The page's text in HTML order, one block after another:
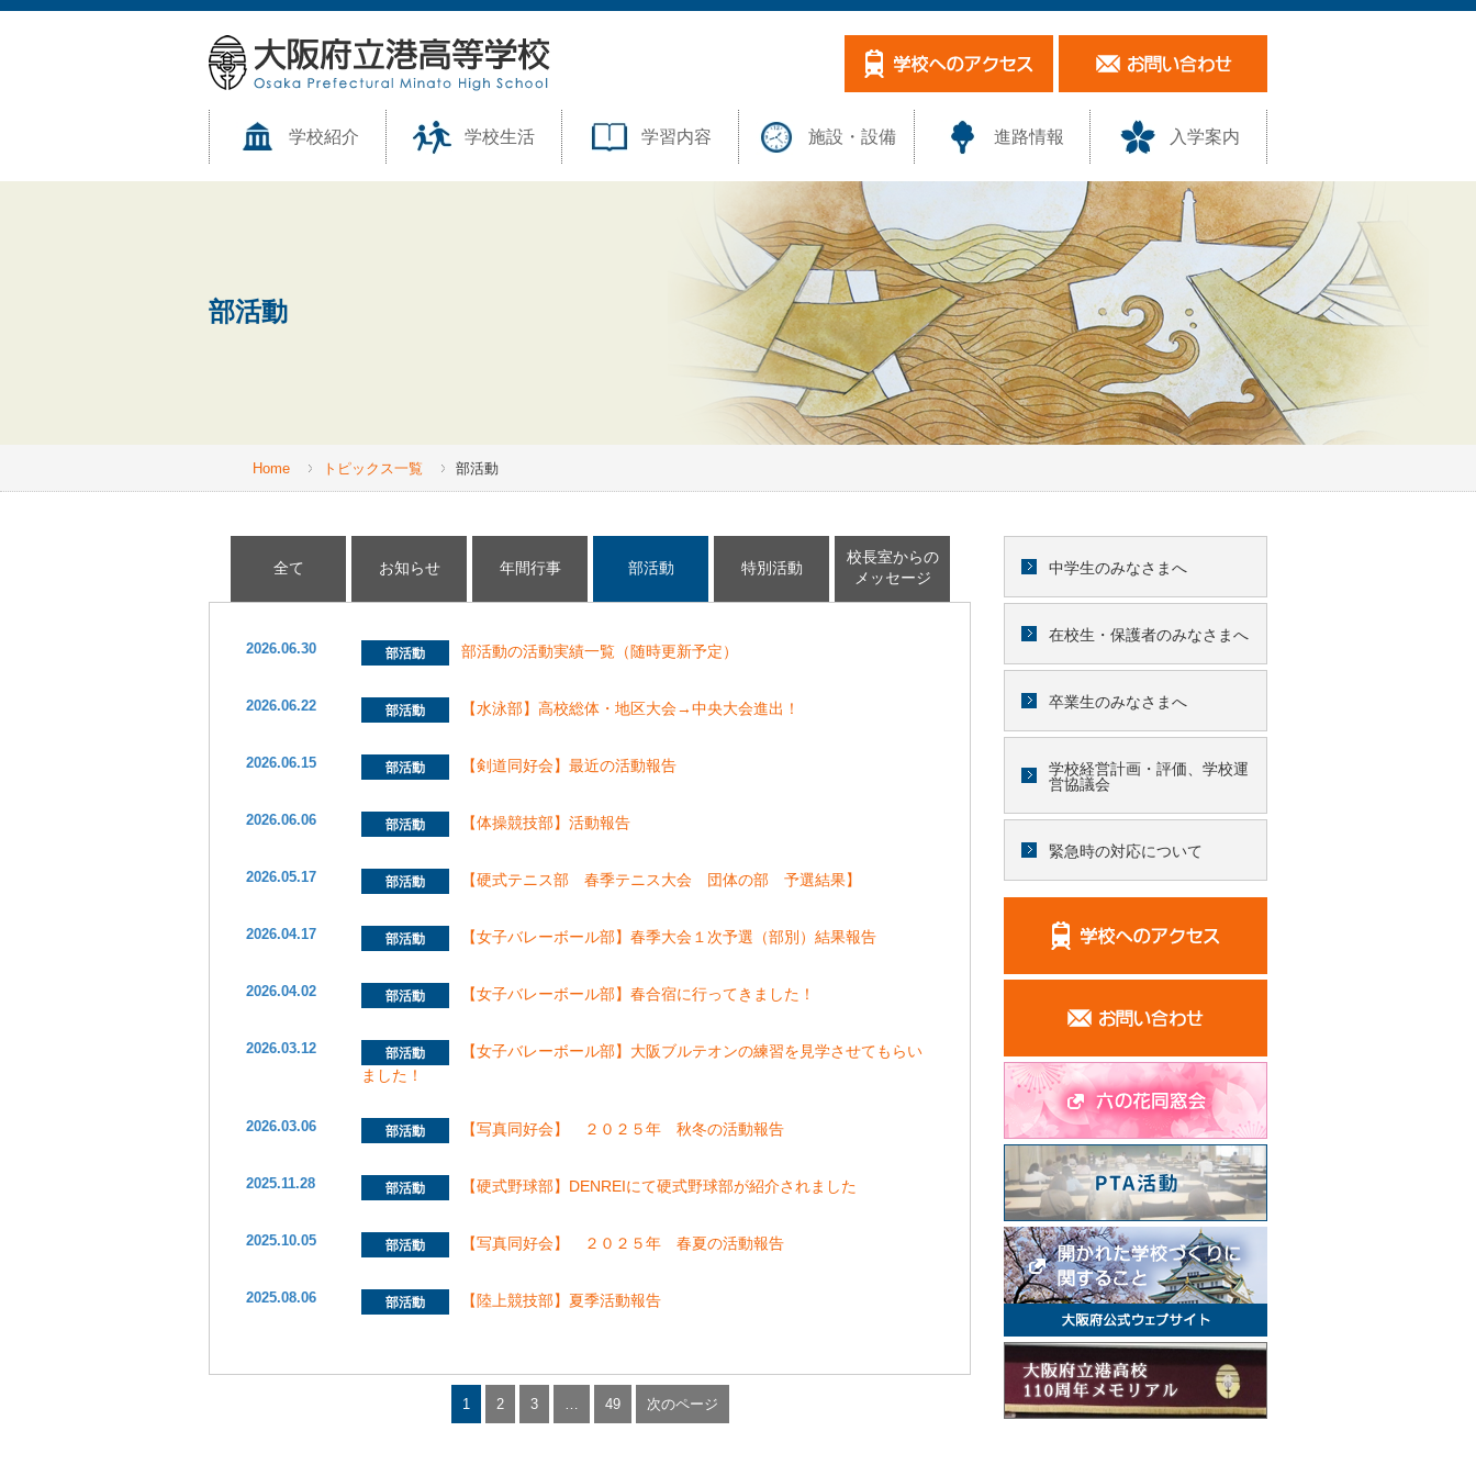
学校紹介 学校生活 学習内容 施設・設備 進路情報 入学案内
部活動
Home トピックス一覧 部活動
全て お知らせ 年間行事 部活動 特別活動
校長室からの
メッセージ
2026.06.30 部活動 部活動の活動実績一覧（随時更新予定）
2026.06.22 部活動 【水泳部】高校総体・地区大会→中央大会進出！
2026.06.15 部活動 【剣道同好会】最近の活動報告
2026.06.06 部活動 【体操競技部】活動報告
2026.05.17 部活動 【硬式テニス部 春季テニス大会 団体の部 予選結果】
2026.04.17 部活動 【女子バレーボール部】春季大会１次予選（部別）結果報告
2026.04.02 部活動 【女子バレーボール部】春合宿に行ってきました！
2026.03.12 部活動
【女子バレーボール部】大阪ブルテオンの練習を見学させてもらい
ました！
2026.03.06 部活動 【写真同好会】 ２０２５年 秋冬の活動報告
2025.11.28 部活動 【硬式野球部】DENREIにて硬式野球部が紹介されました
2025.10.05 部活動 【写真同好会】 ２０２５年 春夏の活動報告
2025.08.06 部活動 【陸上競技部】夏季活動報告
1 2 3 … 49 次のページ
中学生のみなさまへ
在校生・保護者のみなさまへ
卒業生のみなさまへ
学校経営計画・評価、学校運
営協議会
緊急時の対応について